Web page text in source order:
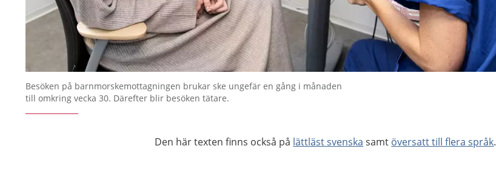
Besöken på barnmorskemottagningen brukar ske ungefär en gång i månaden
till omkring vecka 30. Därefter blir besöken tätare.
Den här texten finns också på lättläst svenska samt översatt till flera språk.